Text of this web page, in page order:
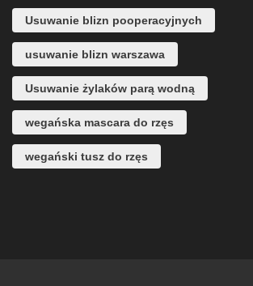
Usuwanie blizn pooperacyjnych
usuwanie blizn warszawa
Usuwanie żylaków parą wodną
wegańska mascara do rzęs
wegański tusz do rzęs